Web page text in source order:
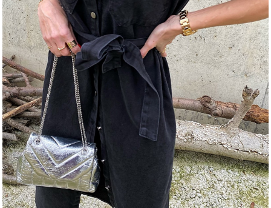
okudum onay veriyorum.
Paylaştığım bilgilerinKVKK kapsamında tarafınızca korunmasını, sms ve
WhatsApp üzerinden bilgilendirmeleri almayı kabul ediyorum.
Çevir Kazan